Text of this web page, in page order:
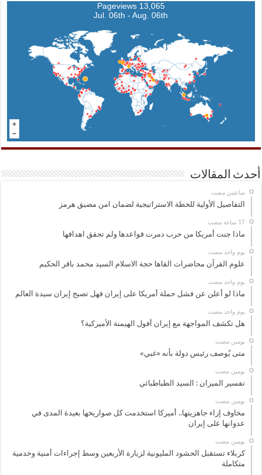
13,065 Pageviews
Jul. 06th - Aug. 06th
أحدث المقالات
‏ساعتين مضت
التفاصيل الأولية للخطة الاستراتيجية لضمان امن مضيق هرمز
ماذا جنت أمريكا من حرب دمرت قواعدها ولم تحقق اهدافها
‏يوم واحد مضت
علوم القرآن محاضرات القاها حجة الاسلام السيد محمد باقر الحكيم
‏يوم واحد مضت
ماذا لو أعلن عن فشل حملة أمريكا على إيران فهل تصبح إيران سيدة العالم
‏يوم واحد مضت
هل تكشف المواجهة مع إيران أفول الهيمنة الأميركية؟
‏يومين مضت
متى يُوصف رئيس دولة بأنه «غبي»
‏يومين مضت
تفسير الميزان : السيد الطباطبائي
‏يومين مضت
مخاوف إزاء جاهزيتها.. أميركا استخدمت كل صواريخها بعيدة المدى في
عدوانها على إيران
‏يومين مضت
كربلاء تستقبل الحشود المليونية لزيارة الأربعين وسط إجراءات أمنية وخدمية
متكاملة